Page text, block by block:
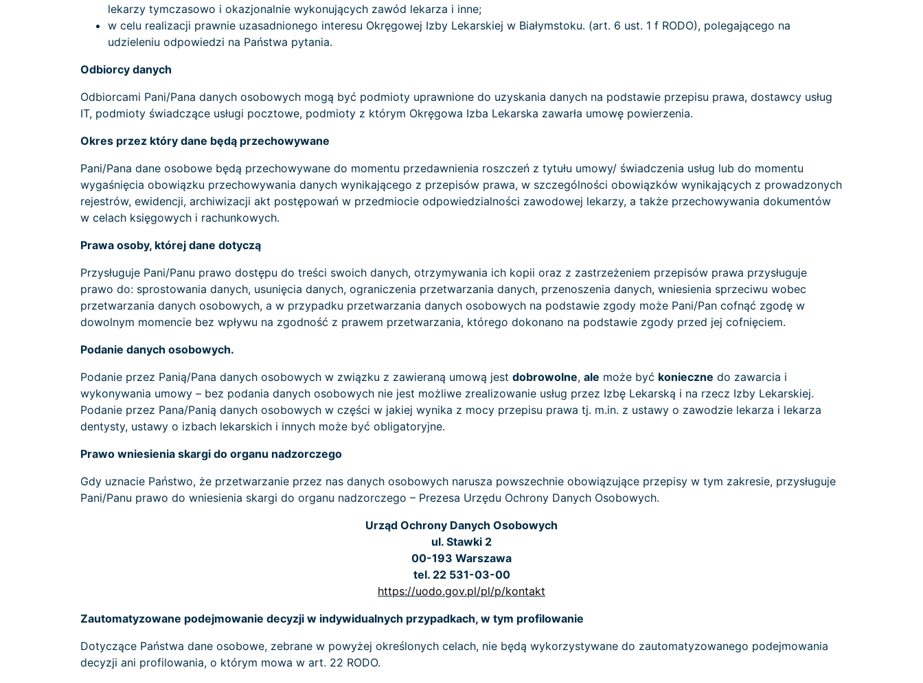
lekarzy tymczasowo i okazjonalnie wykonujących zawód lekarza i inne;
w celu realizacji prawnie uzasadnionego interesu Okręgowej Izby Lekarskiej w Białymstoku. (art. 6 ust. 1 f RODO), polegającego na
udzieleniu odpowiedzi na Państwa pytania.
Odbiorcy danych
Odbiorcami Pani/Pana danych osobowych mogą być podmioty uprawnione do uzyskania danych na podstawie przepisu prawa, dostawcy usług
IT, podmioty świadczące usługi pocztowe, podmioty z którym Okręgowa Izba Lekarska zawarła umowę powierzenia.
Okres przez który dane będą przechowywane
Pani/Pana dane osobowe będą przechowywane do momentu przedawnienia roszczeń z tytułu umowy/ świadczenia usług lub do momentu
wygaśnięcia obowiązku przechowywania danych wynikającego z przepisów prawa, w szczególności obowiązków wynikających z prowadzonych
rejestrów, ewidencji, archiwizacji akt postępowań w przedmiocie odpowiedzialności zawodowej lekarzy, a także przechowywania dokumentów
w celach księgowych i rachunkowych.
Prawa osoby, której dane dotyczą
Przysługuje Pani/Panu prawo dostępu do treści swoich danych, otrzymywania ich kopii oraz z zastrzeżeniem przepisów prawa przysługuje
prawo do: sprostowania danych, usunięcia danych, ograniczenia przetwarzania danych, przenoszenia danych, wniesienia sprzeciwu wobec
przetwarzania danych osobowych, a w przypadku przetwarzania danych osobowych na podstawie zgody może Pani/Pan cofnąć zgodę w
dowolnym momencie bez wpływu na zgodność z prawem przetwarzania, którego dokonano na podstawie zgody przed jej cofnięciem.
Podanie danych osobowych.
Podanie przez Panią/Pana danych osobowych w związku z zawieraną umową jest dobrowolne, ale może być konieczne do zawarcia i
wykonywania umowy – bez podania danych osobowych nie jest możliwe zrealizowanie usług przez Izbę Lekarską i na rzecz Izby Lekarskiej.
Podanie przez Pana/Panią danych osobowych w części w jakiej wynika z mocy przepisu prawa tj. m.in. z ustawy o zawodzie lekarza i lekarza
dentysty, ustawy o izbach lekarskich i innych może być obligatoryjne.
Prawo wniesienia skargi do organu nadzorczego
Gdy uznacie Państwo, że przetwarzanie przez nas danych osobowych narusza powszechnie obowiązujące przepisy w tym zakresie, przysługuje
Pani/Panu prawo do wniesienia skargi do organu nadzorczego – Prezesa Urzędu Ochrony Danych Osobowych.
Urząd Ochrony Danych Osobowych
ul. Stawki 2
00-193 Warszawa
tel. 22 531-03-00
https://uodo.gov.pl/pl/p/kontakt
Zautomatyzowane podejmowanie decyzji w indywidualnych przypadkach, w tym profilowanie
Dotyczące Państwa dane osobowe, zebrane w powyżej określonych celach, nie będą wykorzystywane do zautomatyzowanego podejmowania
decyzji ani profilowania, o którym mowa w art. 22 RODO.